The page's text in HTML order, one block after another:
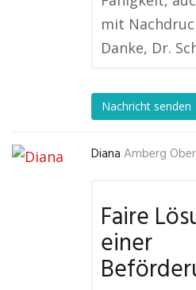
mit
Danke, Dr.
Nachricht senden
Diana Amberg
Faire
einer